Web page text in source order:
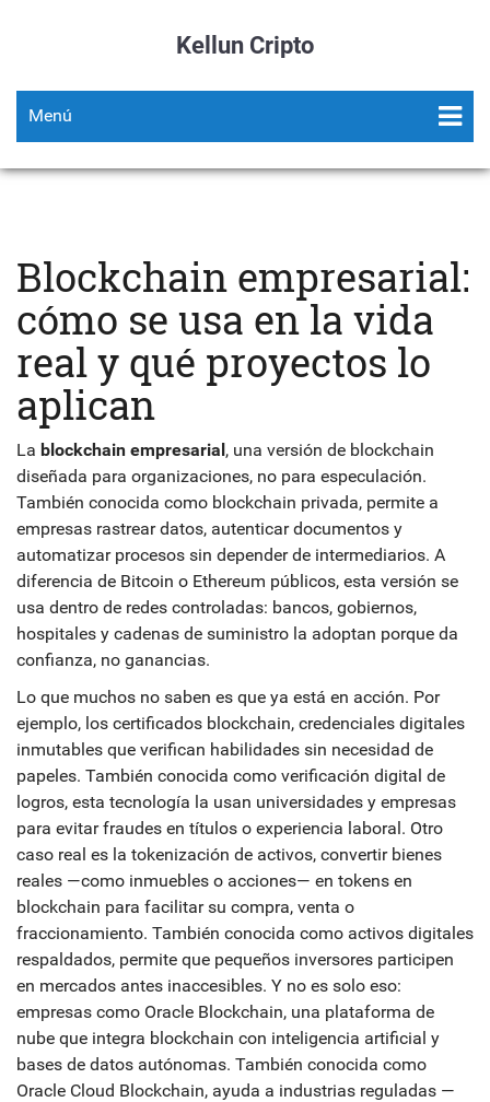
Kellun Cripto
Menú
Blockchain empresarial:
cómo se usa en la vida
real y qué proyectos lo
aplican
La blockchain empresarial, una versión de blockchain
diseñada para organizaciones, no para especulación.
También conocida como blockchain privada, permite a
empresas rastrear datos, autenticar documentos y
automatizar procesos sin depender de intermediarios. A
diferencia de Bitcoin o Ethereum públicos, esta versión se
usa dentro de redes controladas: bancos, gobiernos,
hospitales y cadenas de suministro la adoptan porque da
confianza, no ganancias.
Lo que muchos no saben es que ya está en acción. Por
ejemplo, los certificados blockchain, credenciales digitales
inmutables que verifican habilidades sin necesidad de
papeles. También conocida como verificación digital de
logros, esta tecnología la usan universidades y empresas
para evitar fraudes en títulos o experiencia laboral. Otro
caso real es la tokenización de activos, convertir bienes
reales —como inmuebles o acciones— en tokens en
blockchain para facilitar su compra, venta o
fraccionamiento. También conocida como activos digitales
respaldados, permite que pequeños inversores participen
en mercados antes inaccesibles. Y no es solo eso:
empresas como Oracle Blockchain, una plataforma de
nube que integra blockchain con inteligencia artificial y
bases de datos autónomas. También conocida como
Oracle Cloud Blockchain, ayuda a industrias reguladas —